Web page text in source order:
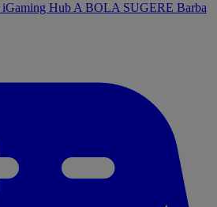
iGaming Hub A BOLA SUGERE Barba